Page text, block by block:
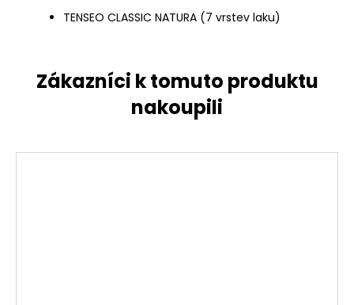
TENSEO CLASSIC NATURA (7 vrstev laku)